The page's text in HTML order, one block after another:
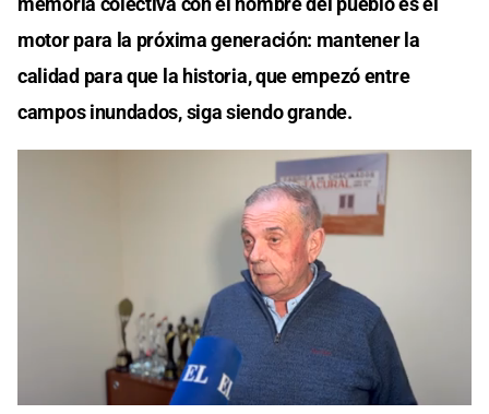
motor para la próxima generación: mantener la
calidad para que la historia, que empezó entre
campos inundados, siga siendo grande.